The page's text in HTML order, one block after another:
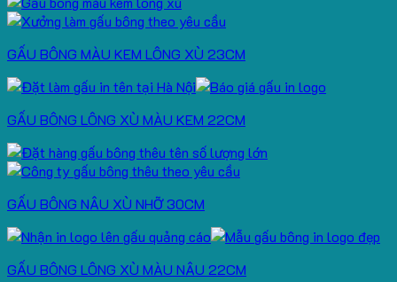
GẤU BÔNG MÀU KEM LÔNG XÙ 23CM
GẤU BÔNG LÔNG XÙ MÀU KEM 22CM
GẤU BÔNG NÂU XÙ NHỠ 30CM
GẤU BÔNG LÔNG XÙ MÀU NÂU 22CM